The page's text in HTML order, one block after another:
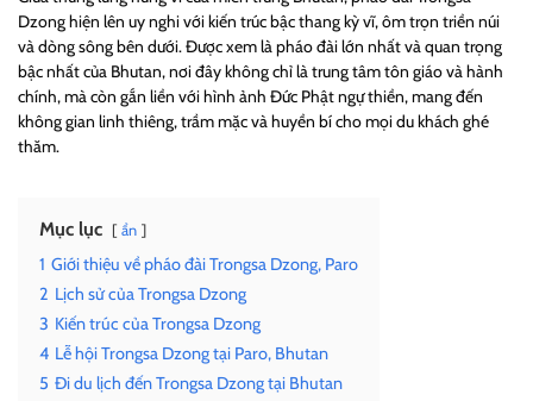
Dzong hiện lên uy nghi với kiến trúc bậc thang kỳ vĩ, ôm trọn triền núi
và dòng sông bên dưới. Được xem là pháo đài lớn nhất và quan trọng
bậc nhất của Bhutan, nơi đây không chỉ là trung tâm tôn giáo và hành
chính, mà còn gắn liền với hình ảnh Đức Phật ngự thiền, mang đến
không gian linh thiêng, trầm mặc và huyền bí cho mọi du khách ghé
thăm.
Mục lục ẩn
1 Giới thiệu về pháo đài Trongsa Dzong, Paro
2 Lịch sử của Trongsa Dzong
3 Kiến trúc của Trongsa Dzong
4 Lễ hội Trongsa Dzong tại Paro, Bhutan
5 Đi du lịch đến Trongsa Dzong tại Bhutan